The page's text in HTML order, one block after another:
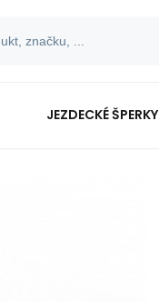
JEZDECKÉ ŠPERKY